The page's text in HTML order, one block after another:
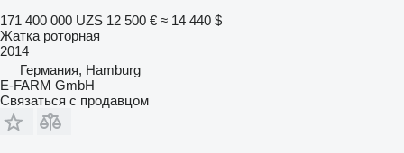
171 400 000 UZS 12 500 € ≈ 14 440 $
Жатка роторная
2014
Германия, Hamburg
E-FARM GmbH
Связаться с продавцом